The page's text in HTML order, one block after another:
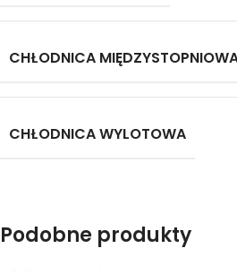
CHŁODNICA
CHŁODNICA WYLOTOWA
Podobne produkty